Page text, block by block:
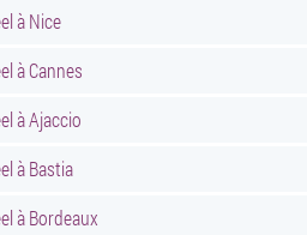
à Nice
à Cannes
à Ajaccio
à Bastia
à Bordeaux